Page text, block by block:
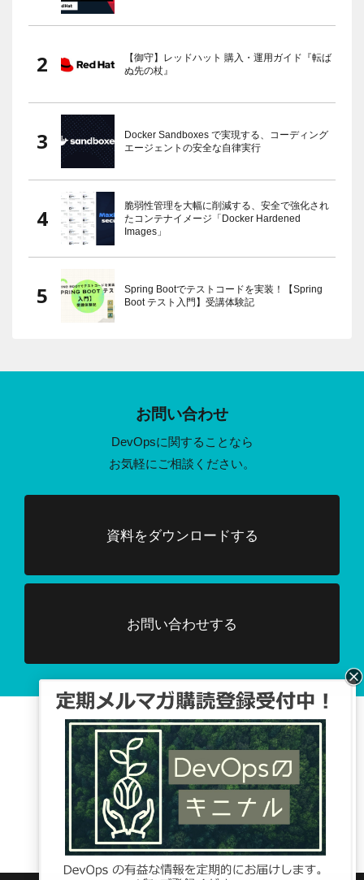
【御守】レッドハット 購入・運用ガイド『転ば
ぬ先の杖』
Docker Sandboxes で実現する、コーディング
エージェントの安全な自律実行
脆弱性管理を大幅に削減する、安全で強化され
たコンテナイメージ「Docker Hardened
Images」
Spring Bootでテストコードを実装！【Spring
Boot テスト入門】受講体験記
お問い合わせ
DevOpsに関することなら
お気軽にご相談ください。
資料をダウンロードする
お問い合わせする
Facebook、TwitterでDevOpsに関する
情報配信を行っています。
Tweets by DevOpsHubjp